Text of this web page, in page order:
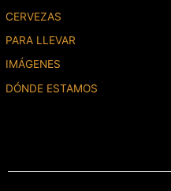
CERVEZAS
PARA LLEVAR
IMÁGENES
DÓNDE ESTAMOS